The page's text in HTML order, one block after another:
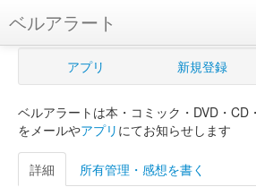
ベルアラート
ベルアラートとは
新規登録
ログイン
アプリ 新規登録
ベルアラートは本・コミック・DVD・CD
をメールやアプリ にてお知らせします
詳細 所有管理・感想を書く